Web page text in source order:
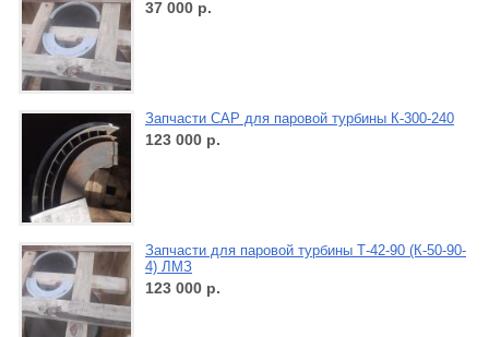
37 000 р.
Запчасти САР для паровой турбины К-300-240
123 000 р.
Запчасти для паровой турбины Т-42-90 (К-50-90-
4) ЛМЗ
123 000 р.